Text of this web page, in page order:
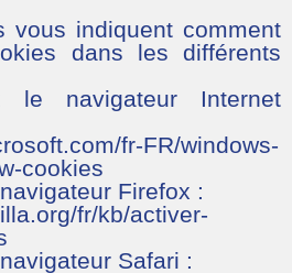
vous indiquent comment
dans les différents
le navigateur Internet
fr-FR/windows-
cookies
Firefox :
fr/kb/activer-
Safari :